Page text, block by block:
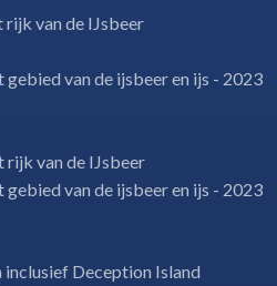
rijk van de IJsbeer
gebied van de ijsbeer en ijs - 2023
rijk van de IJsbeer
gebied van de ijsbeer en ijs - 2023
Deception Island